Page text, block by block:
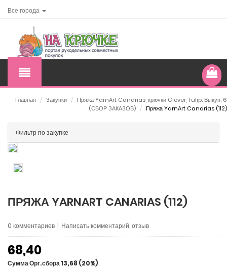
Все города
Главная / Закупки / Пряжа YarnArt Canarias, крючки Clover, Tulip. Выкуп: 6
(СБОР ЗАКАЗОВ) / Пряжа YarnArt Canarias (112)
Фильтр по закупке
ПРЯЖА YARNART CANARIAS (112)
0 комментариев | Написать комментарий, отзыв
68,40
Сумма Орг.сбора 13,68 (20%)